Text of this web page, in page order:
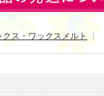
クス・ワックスメルト